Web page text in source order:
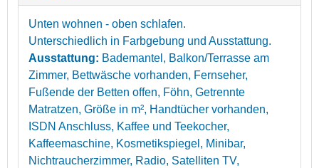
Unten wohnen - oben schlafen.
Unterschiedlich in Farbgebung und Ausstattung.
Ausstattung: Bademantel, Balkon/Terrasse am
Zimmer, Bettwäsche vorhanden, Fernseher,
Fußende der Betten offen, Föhn, Getrennte
Matratzen, Größe in m², Handtücher vorhanden,
ISDN Anschluss, Kaffee und Teekocher,
Kaffeemaschine, Kosmetikspiegel, Minibar,
Nichtraucherzimmer, Radio, Satelliten TV,